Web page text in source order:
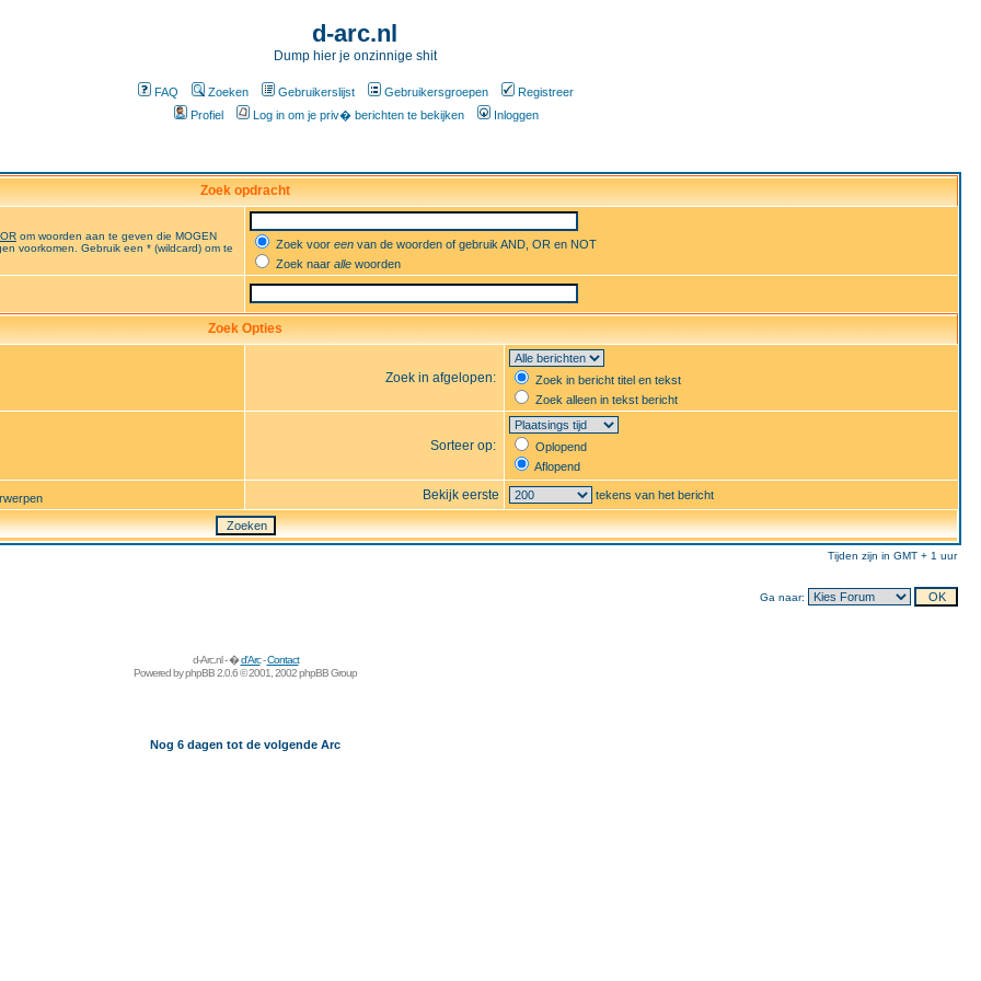
d-arc.nl
Dump hier je onzinnige shit
FAQ Zoeken Gebruikerslijst Gebruikersgroepen
Registreer
Profiel
Log in om je priv� berichten te bekijken Inloggen
Zoek opdracht
OR om woorden aan te geven die MOGEN
voorkomen. Gebruik een * (wildcard) om te
Zoek voor een van de woorden of gebruik AND, OR en NOT
Zoek naar alle woorden
Zoek Opties
Zoek in afgelopen:
Zoek in bericht titel en tekst
Zoek alleen in tekst bericht
Sorteer op:
Oplopend
Aflopend
Bekijk eerste tekens van het bericht
Tijden zijn in GMT + 1 uur
Ga naar:
d-Arc.nl - �d'Arc-Contact
Powered byphpBB2.0.6 © 2001, 2002 phpBB Group
Nog 6 dagen tot de volgende Arc